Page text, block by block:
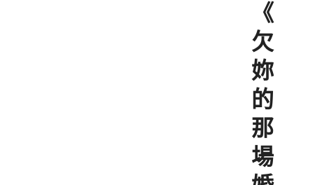
《
欠
妳
的
那
場